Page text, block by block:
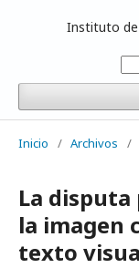
Instituto de
Inicio / Archivos /
La
la imagen
texto